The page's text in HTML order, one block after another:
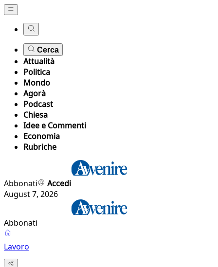
Cerca
Attualità
Politica
Mondo
Agorà
Podcast
Chiesa
Idee e Commenti
Economia
Rubriche
Abbonati
Accedi
August 7, 2026
Abbonati
Lavoro